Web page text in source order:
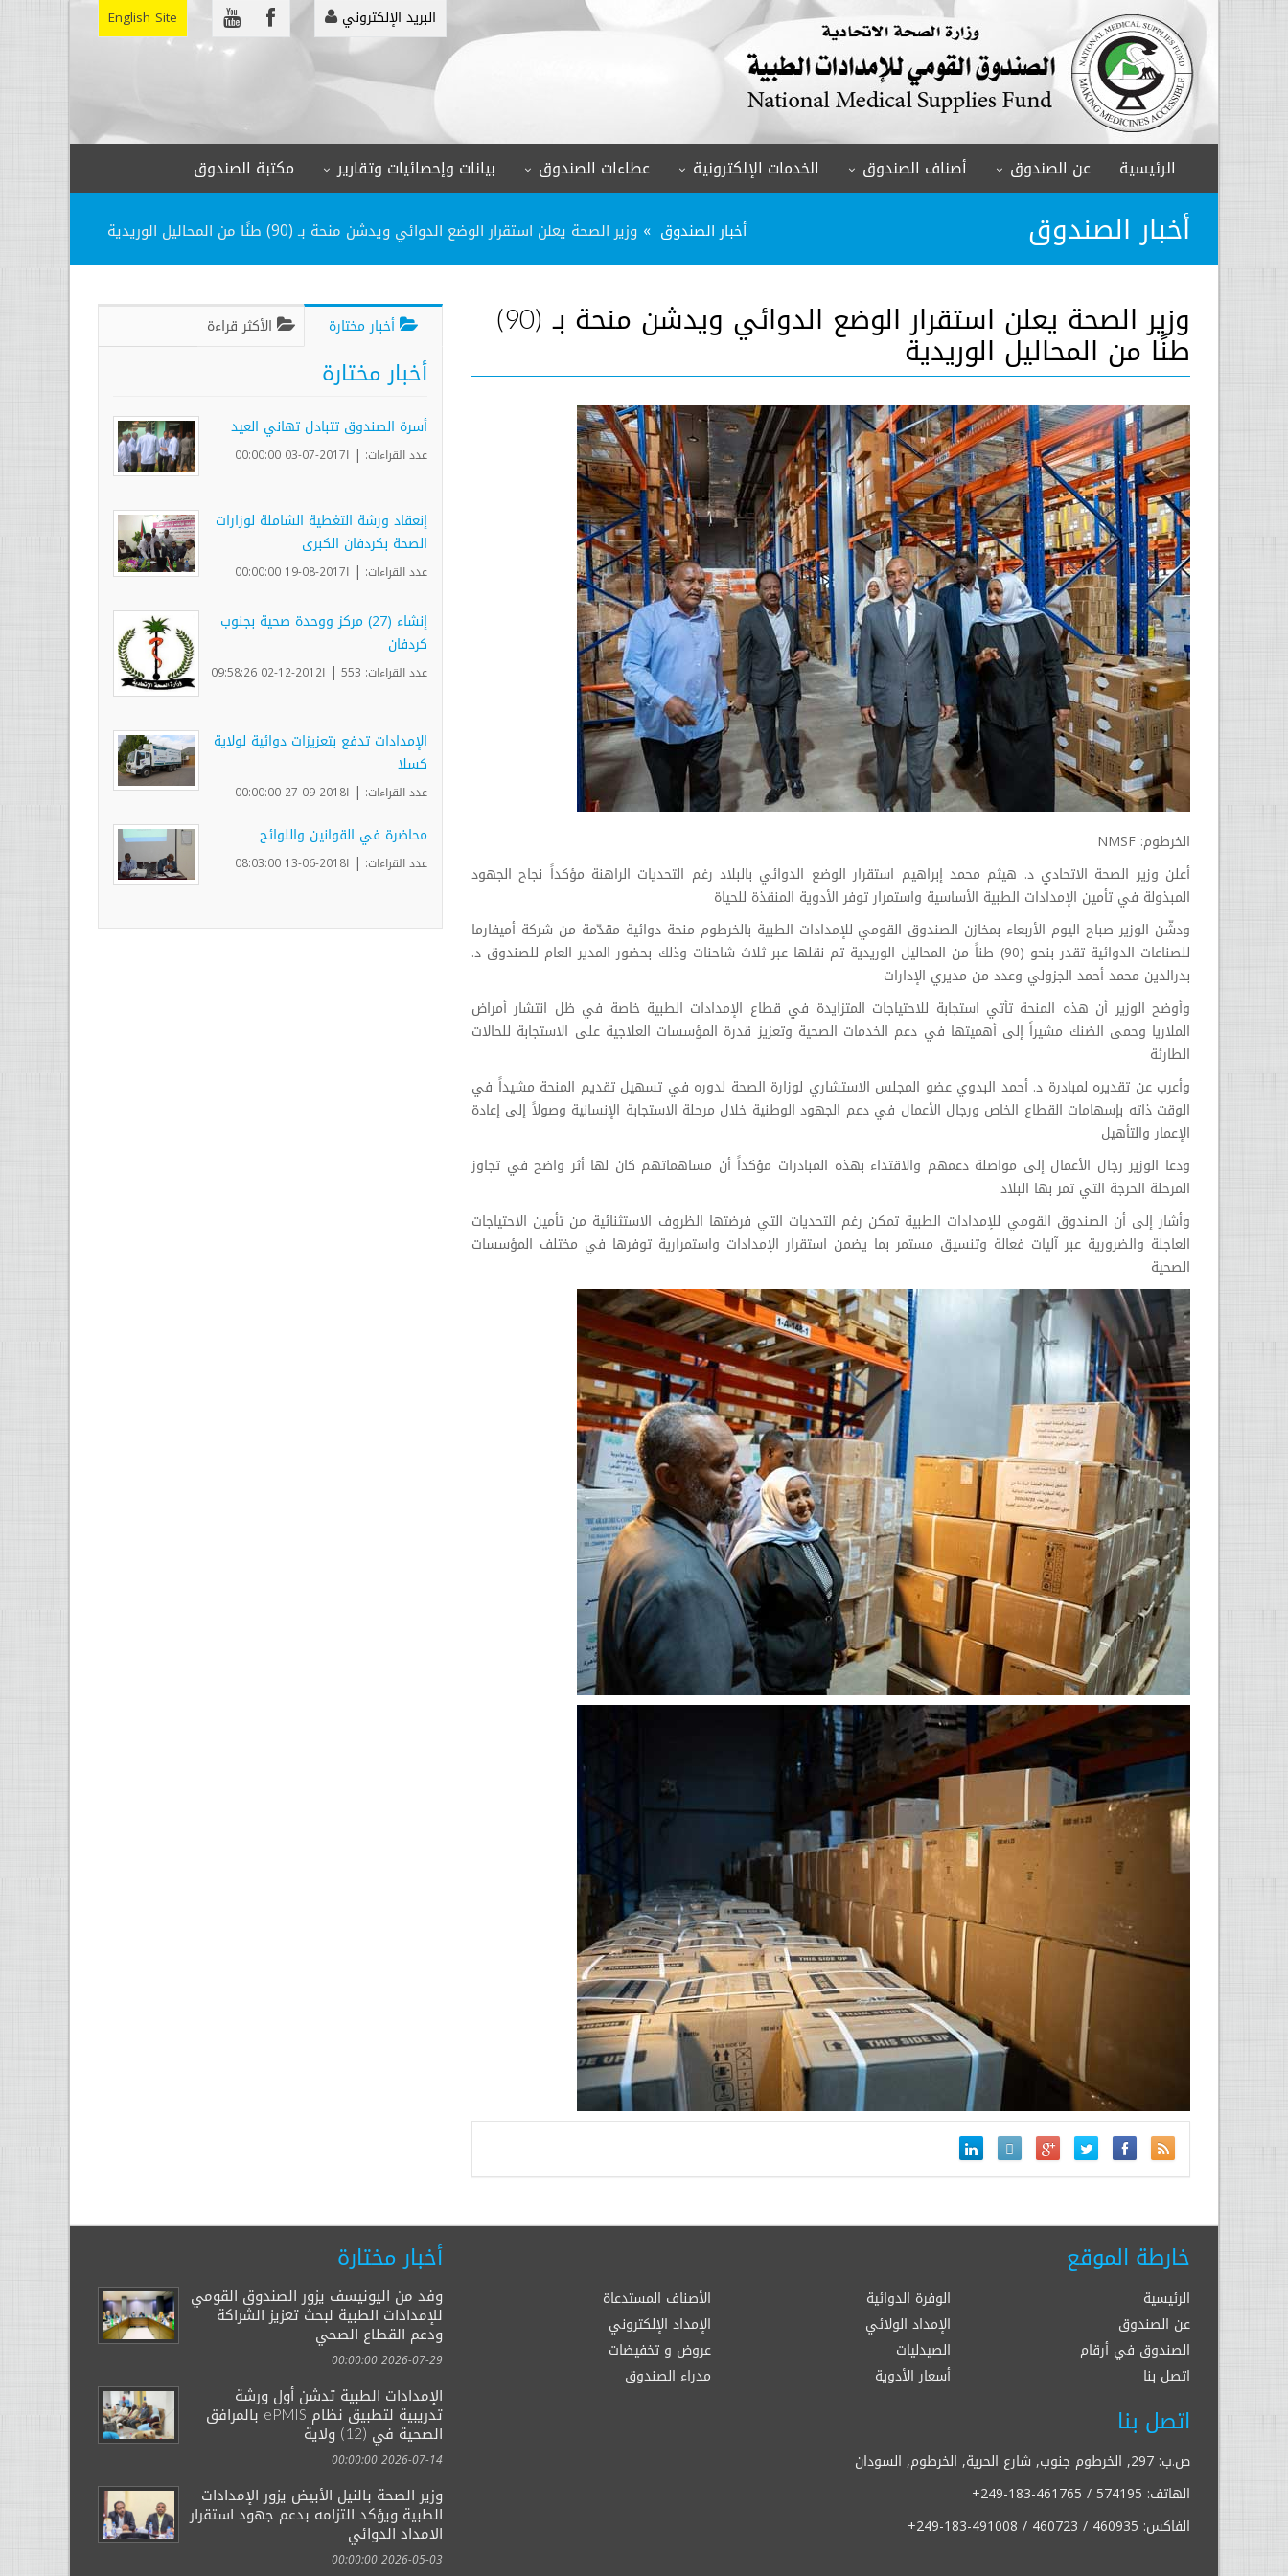
English Site البريد الإلكتروني
الرئيسية عن الصندوق أصناف الصندوق الخدمات الإلكترونية عطاءات الصندوق بيانات وإحصائيات وتقارير مكتبة الصندوق
أخبار الصندوق أخبار الصندوق وزير الصحة يعلن استقرار الوضع الدوائي ويدشن منحة بـ (90) طنًا من المحاليل الوريدية
وزير الصحة يعلن استقرار الوضع الدوائي ويدشن منحة بـ (90)
طنًا من المحاليل الوريدية
الخرطوم: NMSF
أعلن وزير الصحة الاتحادي د. هيثم محمد إبراهيم استقرار الوضع الدوائي بالبلاد رغم التحديات الراهنة مؤكداً نجاح الجهود
المبذولة في تأمين الإمدادات الطبية الأساسية واستمرار توفر الأدوية المنقذة للحياة
ودشّن الوزير صباح اليوم الأربعاء بمخازن الصندوق القومي للإمدادات الطبية بالخرطوم منحة دوائية مقدّمة من شركة أميفارما
للصناعات الدوائية تقدر بنحو (90) طناً من المحاليل الوريدية تم نقلها عبر ثلاث شاحنات وذلك بحضور المدير العام للصندوق د.
بدرالدين محمد أحمد الجزولي وعدد من مديري الإدارات
وأوضح الوزير أن هذه المنحة تأتي استجابة للاحتياجات المتزايدة في قطاع الإمدادات الطبية خاصة في ظل انتشار أمراض
الملاريا وحمى الضنك مشيراً إلى أهميتها في دعم الخدمات الصحية وتعزيز قدرة المؤسسات العلاجية على الاستجابة للحالات
الطارئة
وأعرب عن تقديره لمبادرة د. أحمد البدوي عضو المجلس الاستشاري لوزارة الصحة لدوره في تسهيل تقديم المنحة مشيداً في
الوقت ذاته بإسهامات القطاع الخاص ورجال الأعمال في دعم الجهود الوطنية خلال مرحلة الاستجابة الإنسانية وصولاً إلى إعادة
الإعمار والتأهيل
ودعا الوزير رجال الأعمال إلى مواصلة دعمهم والاقتداء بهذه المبادرات مؤكداً أن مساهماتهم كان لها أثر واضح في تجاوز
المرحلة الحرجة التي تمر بها البلاد
وأشار إلى أن الصندوق القومي للإمدادات الطبية تمكن رغم التحديات التي فرضتها الظروف الاستثنائية من تأمين الاحتياجات
العاجلة والضرورية عبر آليات فعالة وتنسيق مستمر بما يضمن استقرار الإمدادات واستمرارية توفرها في مختلف المؤسسات
الصحية
أخبار مختارة الأكثر قراءة
أخبار مختارة
أسرة الصندوق تتبادل تهاني العيد
عدد القراءات: | ا2017-07-03 00:00:00
إنعقاد ورشة التغطية الشاملة لوزارات
الصحة بكردفان الكبرى
عدد القراءات: | ا2017-08-19 00:00:00
إنشاء (27) مركز ووحدة صحية بجنوب
كردفان
عدد القراءات: 553 | ا2012-12-02 09:58:26
الإمدادات تدفع بتعزيزات دوائية لولاية
كسلا
عدد القراءات: | ا2018-09-27 00:00:00
محاضرة في القوانين واللوائح
عدد القراءات: | ا2018-06-13 08:03:00
خارطة الموقع
الرئيسية الوفرة الدوائية
الأصناف المستدعاة
عن الصندوق
الإمداد الولائي
الإمداد الإلكتروني
الصندوق في أرقام
الصيدليات
عروض و تخفيضات
اتصل بنا
أسعار الأدوية مدراء الصندوق
اتصل بنا
ص.ب: 297, الخرطوم جنوب, شارع الحرية, الخرطوم, السودان
الهاتف: +249-183-461765 / 574195
الفاكس: +249-183-491008 / 460723 / 460935
أخبار مختارة
وفد من اليونيسف يزور الصندوق القومي
للإمدادات الطبية لبحث تعزيز الشراكة
ودعم القطاع الصحي
2026-07-29 00:00:00
الإمدادات الطبية تدشن أول ورشة
تدريبية لتطبيق نظام ePMIS بالمرافق
الصحية في (12) ولاية
2026-07-14 00:00:00
وزير الصحة بالنيل الأبيض يزور الإمدادات
الطبية ويؤكد التزامه بدعم جهود استقرار
الامداد الدوائي
2026-05-03 00:00:00